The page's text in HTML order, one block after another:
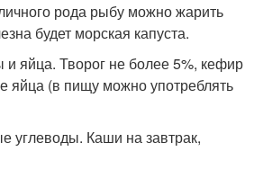
рода рыбу можно жарить
будет морская капуста.
яйца. Творог не более 5%, кефир
яйца (в пищу можно употреблять
углеводы. Каши на завтрак,